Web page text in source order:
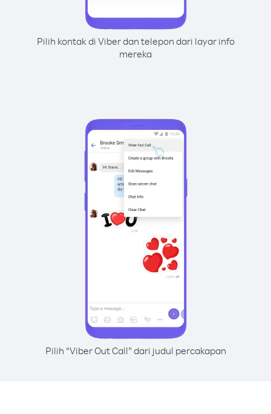
Pilih kontak di Viber dan telepon dari layar info
mereka
Pilih “Viber Out Call” dari judul percakapan